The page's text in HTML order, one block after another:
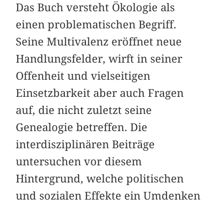
Das Buch versteht Ökologie als
einen problematischen Begriff.
Seine Multivalenz eröffnet neue
Handlungsfelder, wirft in seiner
Offenheit und vielseitigen
Einsetzbarkeit aber auch Fragen
auf, die nicht zuletzt seine
Genealogie betreffen. Die
interdisziplinären ­Beiträge
untersuchen vor diesem
Hintergrund, welche politischen
und sozialen Effekte ein Umdenken